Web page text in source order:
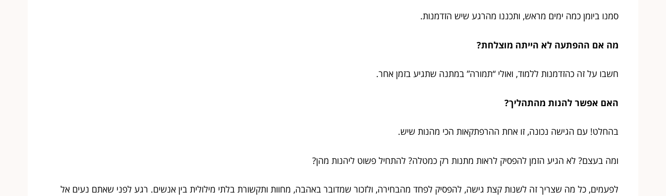
סמנו ביומן כמה ימים מראש, ותכננו מהרגע שיש הזדמנות.
מה אם ההפתעה לא הייתה מוצלחת?
חשבו על זה כהזדמנות ללמוד, ואולי “תמורה” במתנה שתגיע בזמן אחר.
האם אפשר להנות מהתהליך?
בהחלט! עם הגישה נכונה, זו אחת ההרפתקאות הכי מהנות שיש.
ומה בעצם? לא הגיע הזמן להפסיק לראות מתנות רק כמטלה? להתחיל פשוט ליהנות מהן?
לפעמים, כל מה שצריך זה לשנות קצת גישה, להפסיק לפחד מהבחירה, ולזכור שמדובר באהבה, מחוות ותקשורת בלתי מילולית בין אנשים. רגע לפני שאתם נעים אל